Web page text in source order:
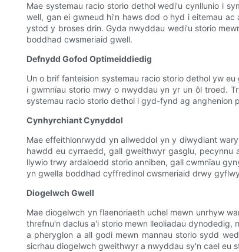
Mae systemau racio storio dethol wedi'u cynllunio i
well, gan ei gwneud hi'n haws dod o hyd i eitemau
ystod y broses drin. Gyda nwyddau wedi'u storio
boddhad cwsmeriaid gwell.
Defnydd Gofod Optimeiddiedig
Un o brif fanteision systemau racio storio dethol yw
i gwmnïau storio mwy o nwyddau yn yr un ôl troed.
systemau racio storio dethol i gyd-fynd ag anghenion
Cynhyrchiant Cynyddol
Mae effeithlonrwydd yn allweddol yn y diwydiant
hawdd eu cyrraedd, gall gweithwyr gasglu, pecynnu
llywio trwy ardaloedd storio anniben, gall cwmnïau
yn gwella boddhad cyffredinol cwsmeriaid drwy
Diogelwch Gwell
Mae diogelwch yn flaenoriaeth uchel mewn unrhyw
threfnu'n daclus a'i storio mewn lleoliadau
a pheryglon a all godi mewn mannau storio sydd
sicrhau diogelwch gweithwyr a nwyddau sy'n cael eu